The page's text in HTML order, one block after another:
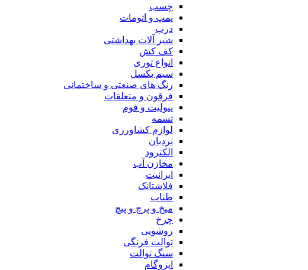
چسب
پمپ و اتومات
درب
شیر آلات بهداشتی
کف کش
انواع توری
سیم بکسل
رنگ های صنعتی و ساختمانی
فرقون و متعلقات
ینولیت و فوم
تسمه
لوازم کشاورزی
نردبان
الکترود
مخازن آب
ایرانیت
فلاشتانک
طناب
میخ و پرچ و پیچ
چرخ
روشویی
توالت فرنگی
سنگ توالت
ایزوگام